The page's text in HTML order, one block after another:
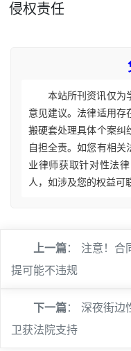
侵权责任
本站所刊资讯仅为
意见建议。法律适用存
搬硬套处理具体个案纠
自担全责。如您有相关
业律师获取针对性法
人，如涉及您的权益可
上一篇： 注意！合
提可能不违规
下一篇： 深夜街边
卫获法院支持